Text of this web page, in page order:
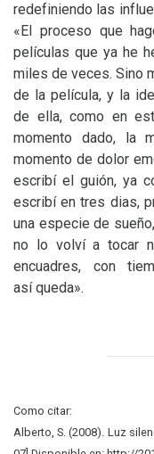
redefiniendo las
«El proceso que
películas que ya he
miles de veces. Sino
de la película, y la
de ella, como en
momento dado, la
momento de dolor
escribí el guión, ya
escribí en tres dias,
una especie de
no lo volví a tocar
encuadres, con
así queda».
Como citar:
Alberto, S. (2008). Luz